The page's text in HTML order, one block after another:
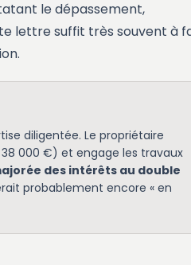
le dépassement,
lettre suffit très souvent à
diligentée. Le propriétaire
000 €) et engage les travaux
des intérêts au double
probablement encore « en